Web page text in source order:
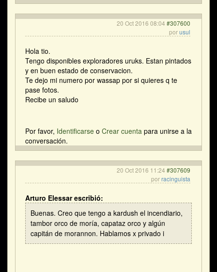
20 Oct 2016 08:04 #307600
porusul
Hola tio.
Tengo disponibles exploradores uruks. Estan pintados
y en buen estado de conservacion.
Te dejo mi numero por wassap por si quieres q te
pase fotos.
Recibe un saludo
Por favor, Identificarse o Crear cuenta para unirse a la
conversación.
20 Oct 2016 11:24 #307609
porracinguista
Arturo Elessar escribió:
Buenas. Creo que tengo a kardush el incendiario,
tambor orco de moría, capataz orco y algún
capitán de morannon. Hablamos x privado i